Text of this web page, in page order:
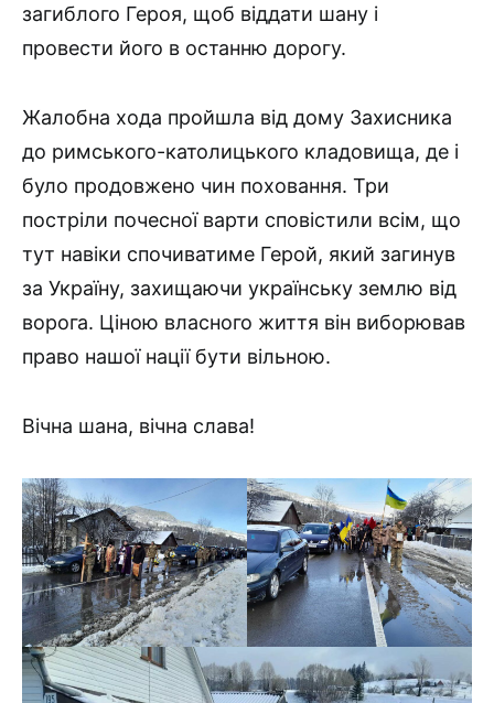
загиблого Героя, щоб віддати шану і
провести його в останню дорогу.
Жалобна хода пройшла від дому Захисника
до римського-католицького кладовища, де і
було продовжено чин поховання. Три
постріли почесної варти сповістили всім, що
тут навіки спочиватиме Герой, який загинув
за Україну, захищаючи українську землю від
ворога. Ціною власного життя він виборював
право нашої нації бути вільною.
Вічна шана, вічна слава!